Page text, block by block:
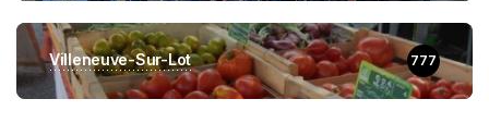
Villeneuve-Sur-Lot 777